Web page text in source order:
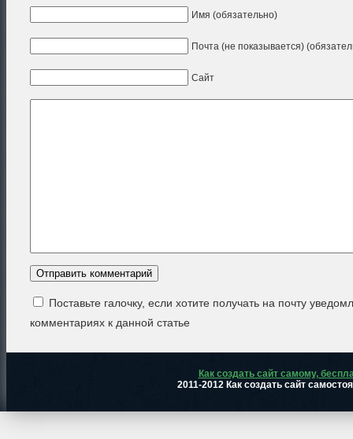
Имя (обязательно)
Почта (не показывается)
Сайт
Поставьте галочку, если хотите получать на почту
комментариях к данной статье
Как создать сайт самому,
2011-2012 Как создать сайт